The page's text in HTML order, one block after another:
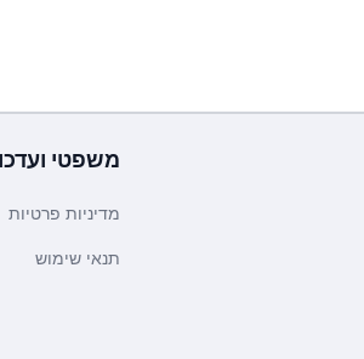
משפטי
מדיניות פרטיות
תנאי שימוש